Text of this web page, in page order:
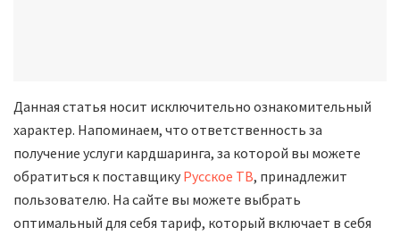
Данная статья носит исключительно ознакомительный
характер. Напоминаем, что ответственность за
получение услуги кардшаринга, за которой вы можете
обратиться к поставщику Русское ТВ, принадлежит
пользователю. На сайте вы можете выбрать
оптимальный для себя тариф, который включает в себя